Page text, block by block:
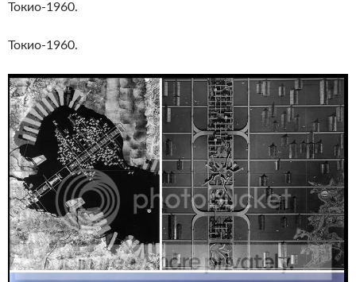
Токио-1960.
Токио-1960.